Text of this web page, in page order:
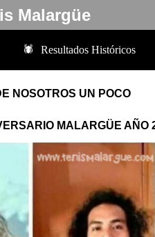
Malargüe
Resultados Históricos
NOSOTROS UN POCO
MALARGÜE AÑO